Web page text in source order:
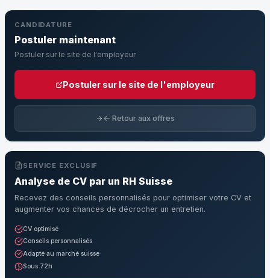
CANDIDATURE
Postuler maintenant
Postuler sur le site de l'employeur
Postuler sur le site de l'employeur
← Retour aux offres
SERVICE EXCLUSIF
Analyse de CV par un RH Suisse
Recevez des conseils personnalisés pour optimiser votre CV et
augmenter vos chances de décrocher un entretien.
CV optimisé
Conseils personnalisés
Adapté au marché suisse
Sous 72h